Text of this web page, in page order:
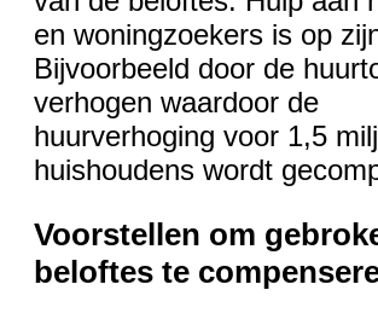
en woningzoekers is op
Bijvoorbeeld door de
verhogen waardoor de
huurverhoging voor 1,5
huishoudens wordt
Voorstellen om
beloftes te